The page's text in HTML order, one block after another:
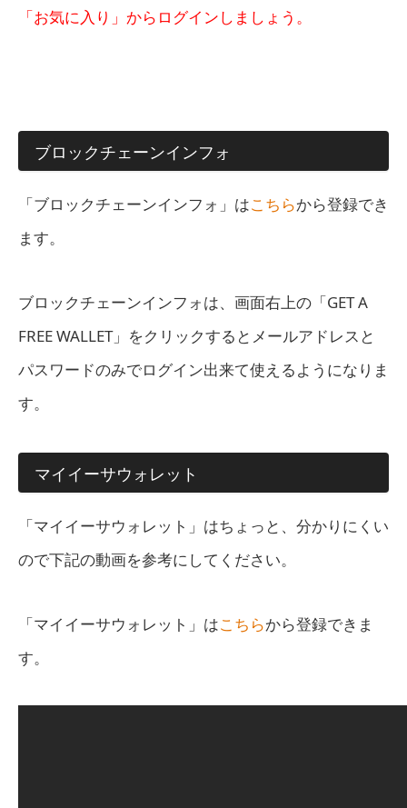
「お気に入り」からログインしましょう。
ブロックチェーンインフォ
「ブロックチェーンインフォ」はこちらから登録でき
ます。
ブロックチェーンインフォは、画面右上の「GET A
FREE WALLET」をクリックするとメールアドレスと
パスワードのみでログイン出来て使えるようになりま
す。
マイイーサウォレット
「マイイーサウォレット」はちょっと、分かりにくい
ので下記の動画を参考にしてください。
「マイイーサウォレット」はこちらから登録できま
す。